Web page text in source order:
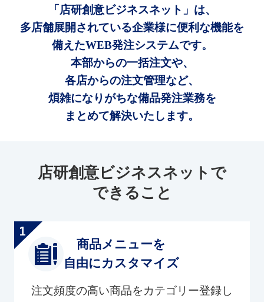
「店研創意ビジネスネット」は、
多店舗展開されている企業様に便利な機能を
備えたWEB発注システムです。
本部からの一括注文や、
各店からの注文管理など、
煩雑になりがちな備品発注業務を
まとめて解決いたします。
店研創意ビジネスネットで
できること
商品メニューを
自由にカスタマイズ
注文頻度の高い商品をカテゴリー登録し